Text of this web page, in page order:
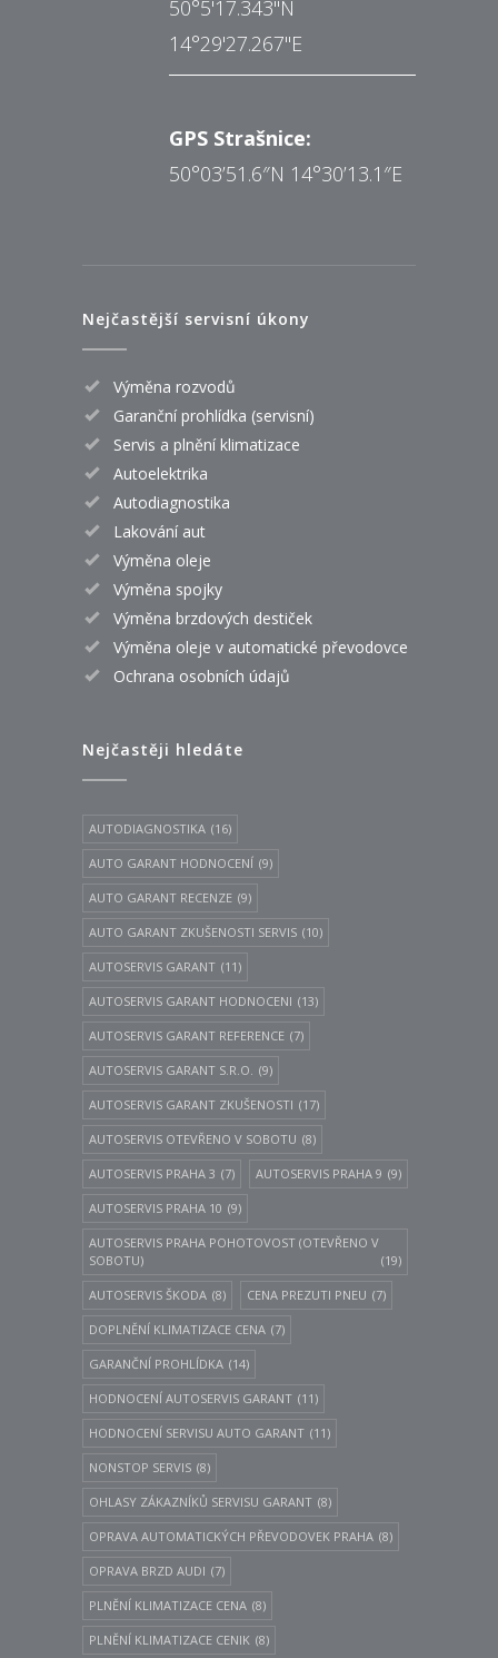
50°5'17.343"N
14°29'27.267"E
GPS Strašnice:
50°03’51.6″N 14°30’13.1″E
Nejčastější servisní úkony
Výměna rozvodů
Garanční prohlídka (servisní)
Servis a plnění klimatizace
Autoelektrika
Autodiagnostika
Lakování aut
Výměna oleje
Výměna spojky
Výměna brzdových destiček
Výměna oleje v automatické převodovce
Ochrana osobních údajů
Nejčastěji hledáte
AUTODIAGNOSTIKA (16)
AUTO GARANT HODNOCENÍ (9)
AUTO GARANT RECENZE (9)
AUTO GARANT ZKUŠENOSTI SERVIS (10)
AUTOSERVIS GARANT (11)
AUTOSERVIS GARANT HODNOCENI (13)
AUTOSERVIS GARANT REFERENCE (7)
AUTOSERVIS GARANT S.R.O. (9)
AUTOSERVIS GARANT ZKUŠENOSTI (17)
AUTOSERVIS OTEVŘENO V SOBOTU (8)
AUTOSERVIS PRAHA 3 (7) AUTOSERVIS PRAHA 9 (9)
AUTOSERVIS PRAHA 10 (9)
AUTOSERVIS PRAHA POHOTOVOST (OTEVŘENO V
SOBOTU)
(19)
AUTOSERVIS ŠKODA (8) CENA PREZUTI PNEU (7)
DOPLNĚNÍ KLIMATIZACE CENA (7)
GARANČNÍ PROHLÍDKA (14)
HODNOCENÍ AUTOSERVIS GARANT (11)
HODNOCENÍ SERVISU AUTO GARANT (11)
NONSTOP SERVIS (8)
OHLASY ZÁKAZNÍKŮ SERVISU GARANT (8)
OPRAVA AUTOMATICKÝCH PŘEVODOVEK PRAHA (8)
OPRAVA BRZD AUDI (7)
PLNĚNÍ KLIMATIZACE CENA (8)
PLNĚNÍ KLIMATIZACE CENIK (8)